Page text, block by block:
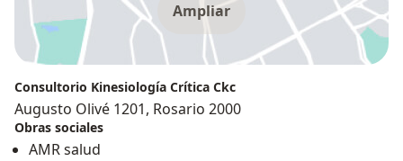
Ampliar
Consultorio Kinesiología Crítica Ckc
Augusto Olivé 1201, Rosario 2000
Obras sociales
AMR salud